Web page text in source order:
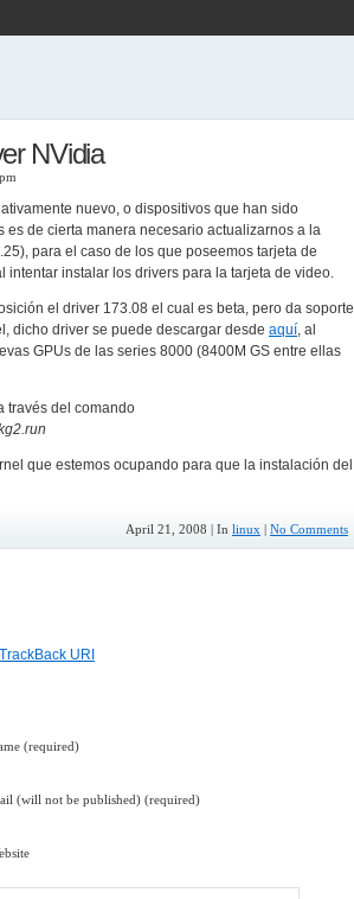
NVidia
nuevo, o dispositivos que han sido
es de cierta manera necesario actualizarnos a la
para el caso de los que poseemos tarjeta de
intentar instalar los drivers para la tarjeta de video.
el driver 173.08 el cual es beta, pero da soporte
dicho driver se puede descargar desde aquí, al
GPUs de las series 8000 (8400M GS entre ellas
través del comando
que estemos ocupando para que la instalación del
April 21, 2008 | In linux No Comments
TrackBack URI
(required)
(will not be published) (required)